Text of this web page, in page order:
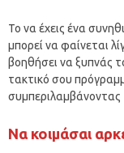
Το να έχεις ένα
μπορεί να φαίνεται
βοηθήσει να ξυπνάς
τακτικό σου
συμπεριλαμβάνοντας
Να κοιμάσαι